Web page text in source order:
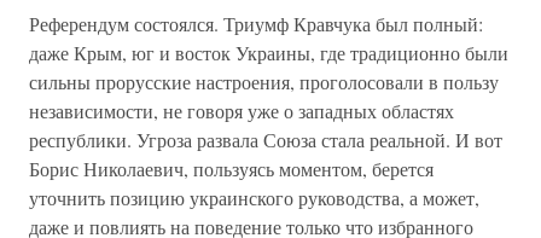
Референдум состоялся. Триумф Кравчука был полный:
даже Крым, юг и восток Украины, где традиционно были
сильны прорусские настроения, проголосовали в пользу
независимости, не говоря уже о западных областях
республики. Угроза развала Союза стала реальной. И вот
Борис Николаевич, пользуясь моментом, берется
уточнить позицию украинского руководства, а может,
даже и повлиять на поведение только что избранного